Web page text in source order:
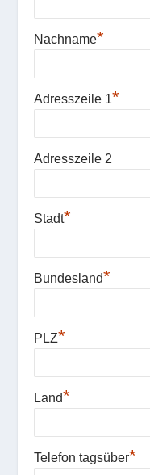
Nachname*
Adresszeile 1*
Adresszeile 2
Stadt*
Bundesland*
PLZ*
Land*
Telefon tagsüber*